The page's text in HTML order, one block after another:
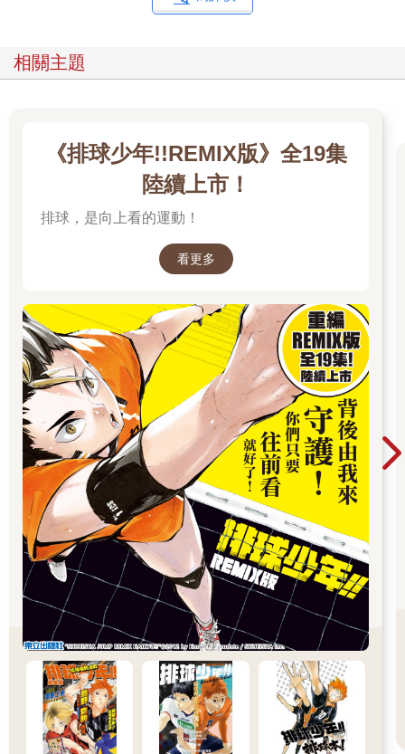
相關主題
《排球少年!!REMIX版》全19集
陸續上市！
排球，是向上看的運動！
看更多